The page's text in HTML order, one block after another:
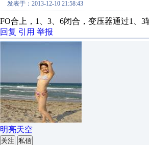
发表于：2013-12-10 21:58:43
FO合上，1、3、6闭合，变压器通过1、
回复 引用 举报
明亮天空
关注 私信